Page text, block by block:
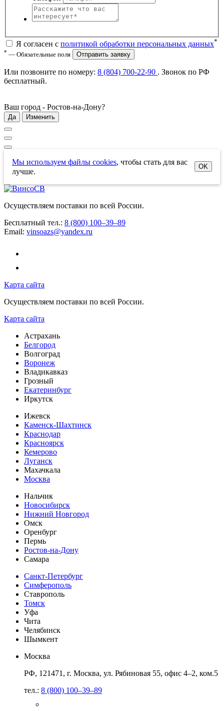
Я согласен с политикой обработки персональных данных*
* — Обязательные поля Отправить заявку
Или позвоните по номеру: 8 (804) 700-22-90 . Звонок по РФ
бесплатный.
Ваш город - Ростов-на-Дону?
Да Изменить
Мы используем файлы cookies, чтобы стать для вас
лучше.
OK
Осуществляем поставки по всей России.
Бесплатный тел.: 8 (800) 100–39–89
Email: vinsoazs@yandex.ru
Карта сайта
Осуществляем поставки по всей России.
Карта сайта
Астрахань
Белгород
Волгоград
Воронеж
Владикавказ
Грозный
Екатеринбург
Иркутск
Ижевск
Каменск-Шахтинск
Краснодар
Красноярск
Кемерово
Луганск
Махачкала
Москва
Нальчик
Новосибирск
Нижний Новгород
Омск
Оренбург
Пермь
Ростов-на-Дону
Самара
Санкт-Петербург
Симферополь
Ставрополь
Томск
Уфа
Чита
Челябинск
Шымкент
Москва
РФ, 121471, г. Москва, ул. Рябиновая 55, офис 4–2, ком.5
тел.: 8 (800) 100–39–89